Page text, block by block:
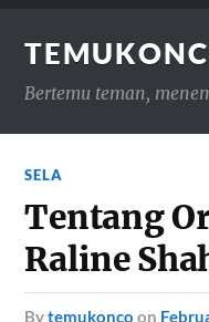
Bertemu teman,
SELA
Tentang
Raline
bytemukonco on